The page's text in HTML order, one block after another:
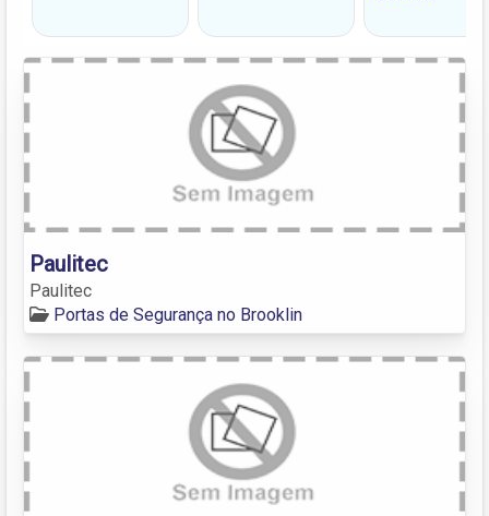
Paulitec
Paulitec
Portas de Segurança no Brooklin